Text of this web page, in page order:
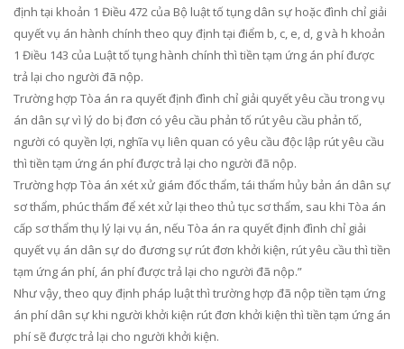
định tại khoản 1 Điều 472 của Bộ luật tố tụng dân sự hoặc đình chỉ giải
quyết vụ án hành chính theo quy định tại điểm b, c, e, d, g và h khoản
1 Điều 143 của Luật tố tụng hành chính thì tiền tạm ứng án phí được
trả lại cho người đã nộp.
Trường hợp Tòa án ra quyết định đình chỉ giải quyết yêu cầu trong vụ
án dân sự vì lý do bị đơn có yêu cầu phản tố rút yêu cầu phản tố,
người có quyền lợi, nghĩa vụ liên quan có yêu cầu độc lập rút yêu cầu
thì tiền tạm ứng án phí được trả lại cho người đã nộp.
Trường hợp Tòa án xét xử giám đốc thẩm, tái thẩm hủy bản án dân sự
sơ thẩm, phúc thẩm để xét xử lại theo thủ tục sơ thẩm, sau khi Tòa án
cấp sơ thẩm thụ lý lại vụ án, nếu Tòa án ra quyết định đình chỉ giải
quyết vụ án dân sự do đương sự rút đơn khởi kiện, rút yêu cầu thì tiền
tạm ứng án phí, án phí được trả lại cho người đã nộp.”
Như vậy, theo quy định pháp luật thì trường hợp đã nộp tiền tạm ứng
án phí dân sự khi người khởi kiện rút đơn khởi kiện thì tiền tạm ứng án
phí sẽ được trả lại cho người khởi kiện.